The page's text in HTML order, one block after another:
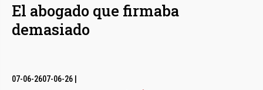
El abogado que firmaba
demasiado
07-06-2607-06-26